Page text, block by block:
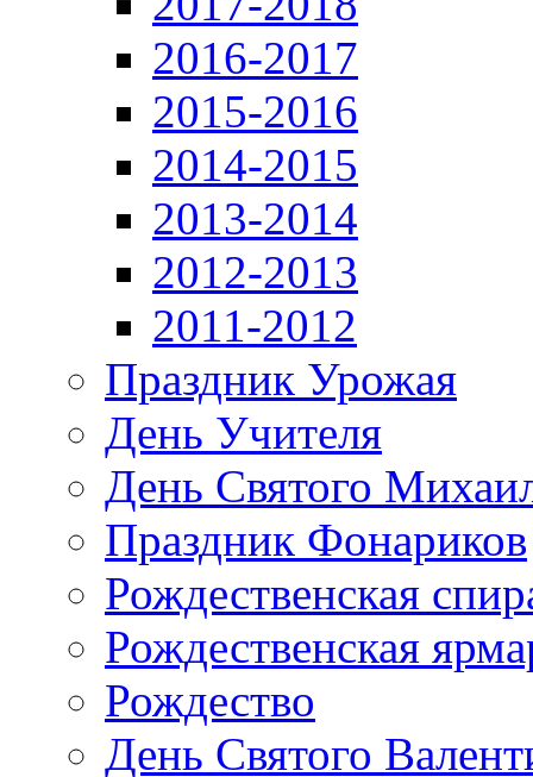
2016-2017
2015-2016
2014-2015
2013-2014
2012-2013
2011-2012
Праздник Урожая
День Учителя
День Святого
Праздник Фонариков
Рождественская
Рождественская
Рождество
День Святого